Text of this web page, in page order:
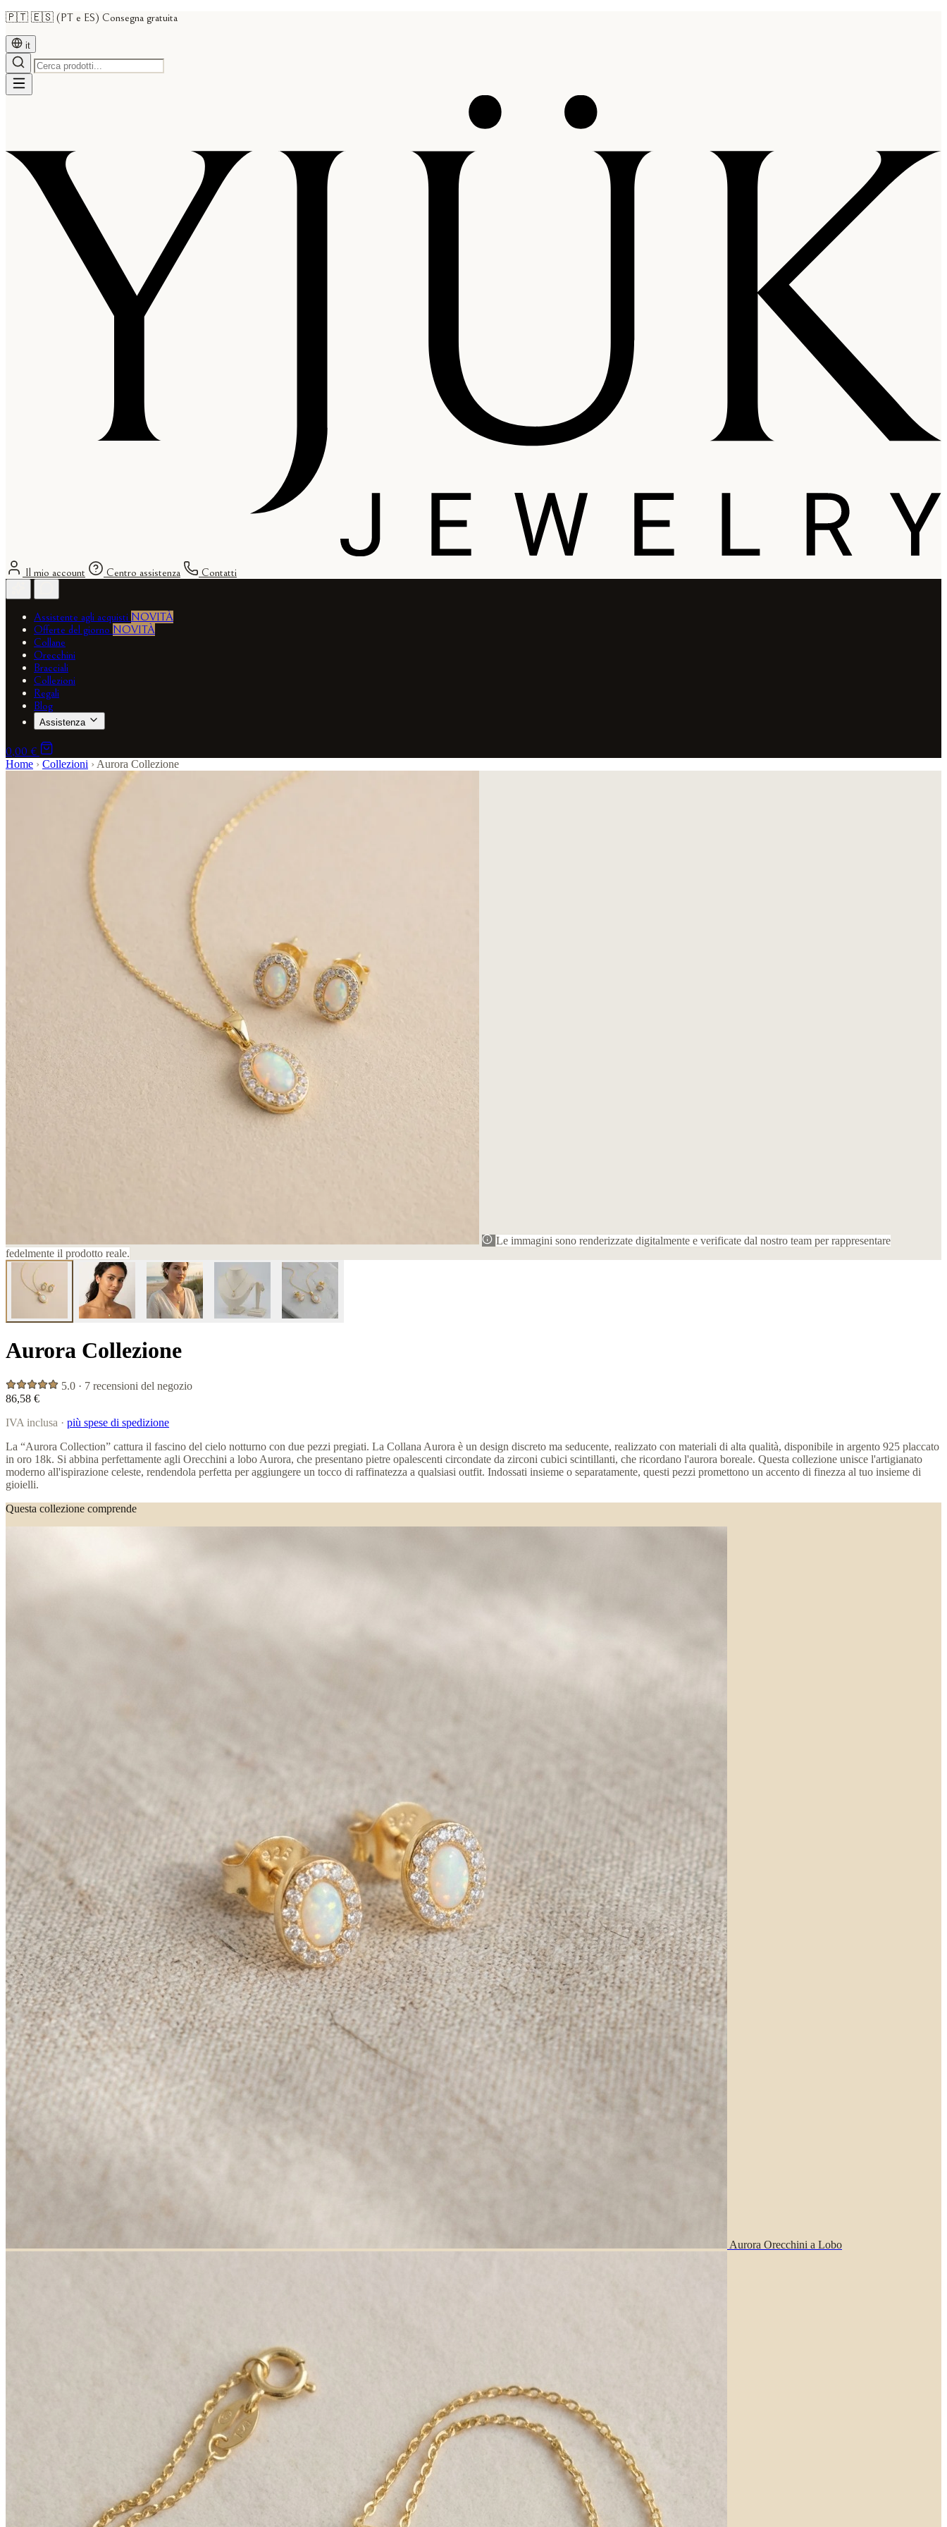
🇵🇹 🇪🇸 (PT e ES) Consegna gratuita
it
Il mio account Centro assistenza Contatti
Assistente agli acquisti NOVITÀ
Offerte del giorno NOVITÀ
Collane
Orecchini
Bracciali
Collezioni
Regali
Blog
Assistenza
0,00 €
Home › Collezioni › Aurora Collezione
Le immagini sono renderizzate digitalmente e verificate dal nostro team per rappresentare
fedelmente il prodotto reale.
Aurora Collezione
5.0 · 7 recensioni del negozio
86,58 €
IVA inclusa · più spese di spedizione
La “Aurora Collection” cattura il fascino del cielo notturno con due pezzi pregiati. La Collana Aurora è un design discreto ma seducente, realizzato con materiali di alta qualità, disponibile in argento 925 placcato
in oro 18k. Si abbina perfettamente agli Orecchini a lobo Aurora, che presentano pietre opalescenti circondate da zirconi cubici scintillanti, che ricordano l'aurora boreale. Questa collezione unisce l'artigianato
moderno all'ispirazione celeste, rendendola perfetta per aggiungere un tocco di raffinatezza a qualsiasi outfit. Indossati insieme o separatamente, questi pezzi promettono un accento di finezza al tuo insieme di
gioielli.
Questa collezione comprende
Aurora Orecchini a Lobo